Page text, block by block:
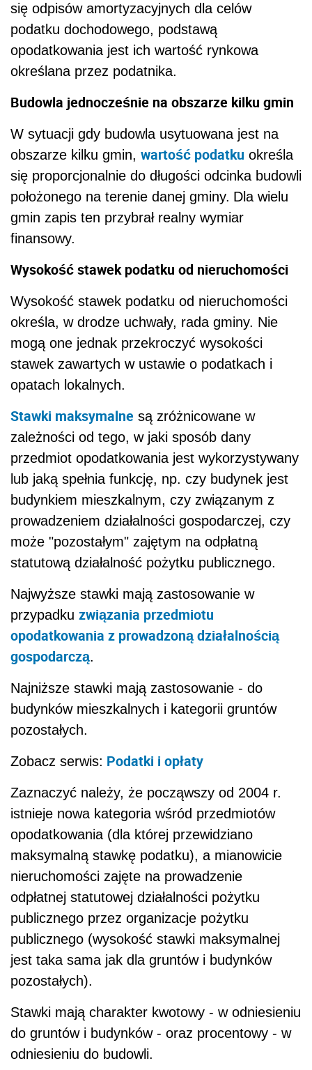
się odpisów amortyzacyjnych dla celów
podatku dochodowego, podstawą
opodatkowania jest ich wartość rynkowa
określana przez podatnika.
Budowla jednocześnie na obszarze kilku gmin
W sytuacji gdy budowla usytuowana jest na
obszarze kilku gmin, wartość podatku określa
się proporcjonalnie do długości odcinka budowli
położonego na terenie danej gminy. Dla wielu
gmin zapis ten przybrał realny wymiar
finansowy.
Wysokość stawek podatku od nieruchomości
Wysokość stawek podatku od nieruchomości
określa, w drodze uchwały, rada gminy. Nie
mogą one jednak przekroczyć wysokości
stawek zawartych w ustawie o podatkach i
opatach lokalnych.
Stawki maksymalne są zróżnicowane w
zależności od tego, w jaki sposób dany
przedmiot opodatkowania jest wykorzystywany
lub jaką spełnia funkcję, np. czy budynek jest
budynkiem mieszkalnym, czy związanym z
prowadzeniem działalności gospodarczej, czy
może "pozostałym" zajętym na odpłatną
statutową działalność pożytku publicznego.
Najwyższe stawki mają zastosowanie w
przypadku związania przedmiotu
opodatkowania z prowadzoną działalnością
gospodarczą.
Najniższe stawki mają zastosowanie - do
budynków mieszkalnych i kategorii gruntów
pozostałych.
Zobacz serwis: Podatki i opłaty
Zaznaczyć należy, że począwszy od 2004 r.
istnieje nowa kategoria wśród przedmiotów
opodatkowania (dla której przewidziano
maksymalną stawkę podatku), a mianowicie
nieruchomości zajęte na prowadzenie
odpłatnej statutowej działalności pożytku
publicznego przez organizacje pożytku
publicznego (wysokość stawki maksymalnej
jest taka sama jak dla gruntów i budynków
pozostałych).
Stawki mają charakter kwotowy - w odniesieniu
do gruntów i budynków - oraz procentowy - w
odniesieniu do budowli.